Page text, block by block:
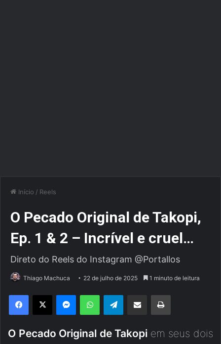
Início / Reels
O Pecado Original de Takopi,
Ep. 1 & 2 – Incrível e cruel…
Direto do Reels do Instagram @Portallos
Thiago Machuca 22 de julho de 2025 1 minuto de leitura
O Pecado Original de Takopi em seus dois